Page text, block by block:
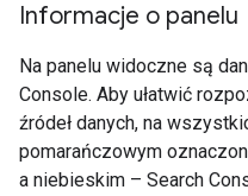
Informacje o panelu
Na panelu widoczne są
Console. Aby ułatwić
źródeł danych, na
pomarańczowym
a niebieskim – Search